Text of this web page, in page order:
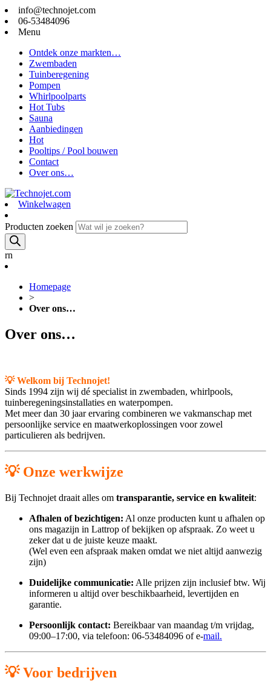
info@technojet.com
06-53484096
Menu
Ontdek onze markten…
Zwembaden
Tuinberegening
Pompen
Whirlpoolparts
Hot Tubs
Sauna
Aanbiedingen
Hot
Pooltips / Pool bouwen
Contact
Over ons…
Winkelwagen
Producten zoeken
rn
Homepage
>
Over ons…
Over ons…
💡 Welkom bij Technojet!
Sinds 1994 zijn wij dé specialist in zwembaden, whirlpools,
tuinberegeningsinstallaties en waterpompen.
Met meer dan 30 jaar ervaring combineren we vakmanschap met
persoonlijke service en maatwerkoplossingen voor zowel
particulieren als bedrijven.
💡 Onze werkwijze
Bij Technojet draait alles om transparantie, service en kwaliteit:
Afhalen of bezichtigen: Al onze producten kunt u afhalen op
ons magazijn in Lattrop of bekijken op afspraak. Zo weet u
zeker dat u de juiste keuze maakt.
(Wel even een afspraak maken omdat we niet altijd aanwezig
zijn)
Duidelijke communicatie: Alle prijzen zijn inclusief btw. Wij
informeren u altijd over beschikbaarheid, levertijden en
garantie.
Persoonlijk contact: Bereikbaar van maandag t/m vrijdag,
09:00–17:00, via telefoon: 06-53484096 of e-mail.
💡 Voor bedrijven